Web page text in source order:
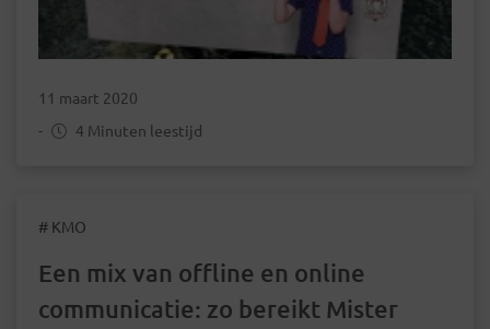
11 maart 2020
-
4 Minuten leestijd
# KMO
Een mix van offline en online
communicatie: zo bereikt Mister